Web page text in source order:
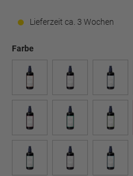
Lieferzeit ca. 3 Wochen
Farbe